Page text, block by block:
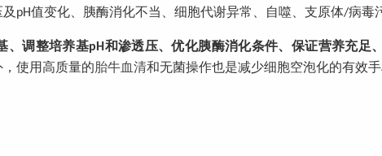
pH值变化、胰酶消化不当、细胞代谢异常、自噬、支原体/病毒
、调整培养基pH和渗透压、优化胰酶消化条件、保证营养充足
，使用高质量的 胎牛血清和无菌操作也是减少细胞空泡化的有效手